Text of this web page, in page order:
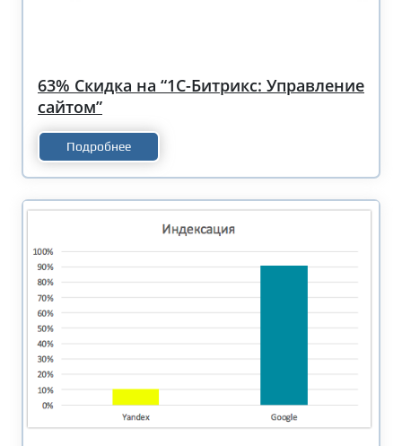
63% Скидка на “1С-Битрикс: Управление
сайтом”
Подробнее